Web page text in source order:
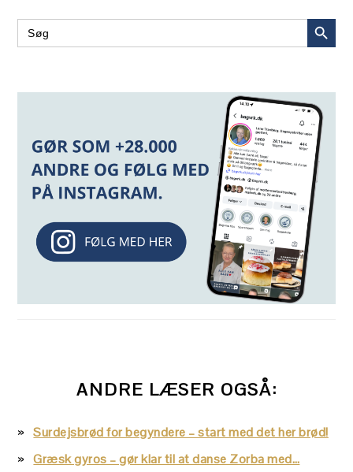
Search
for:
SEARCH
ANDRE LÆSER OGSÅ:
Surdejsbrød for begyndere – start med det her brød!
Græsk gyros – gør klar til at danse Zorba med…